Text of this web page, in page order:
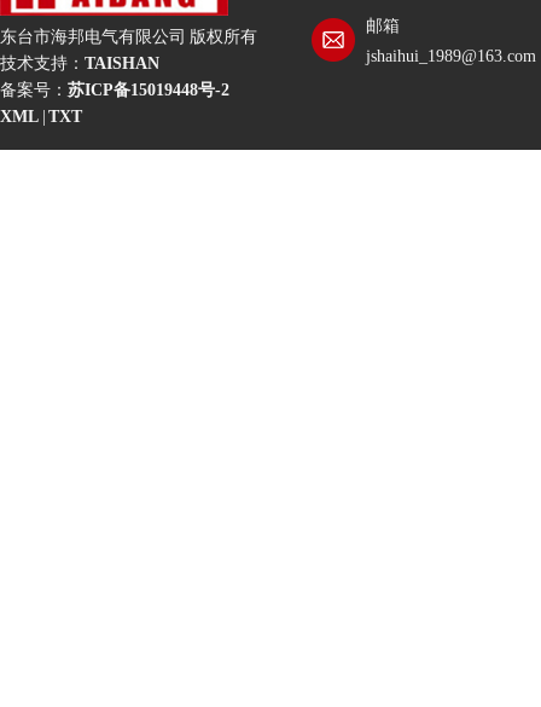
东台市海邦电气有限公司 版权所有
技术支持： TAISHAN
备案号： 苏ICP备15019448号-2
XML TXT
邮箱
jshaihui_1989@163.com